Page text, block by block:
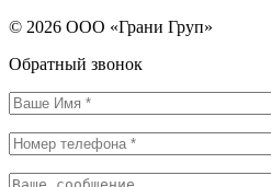
© 2026 ООО «Грани Груп»
Обратный звонок